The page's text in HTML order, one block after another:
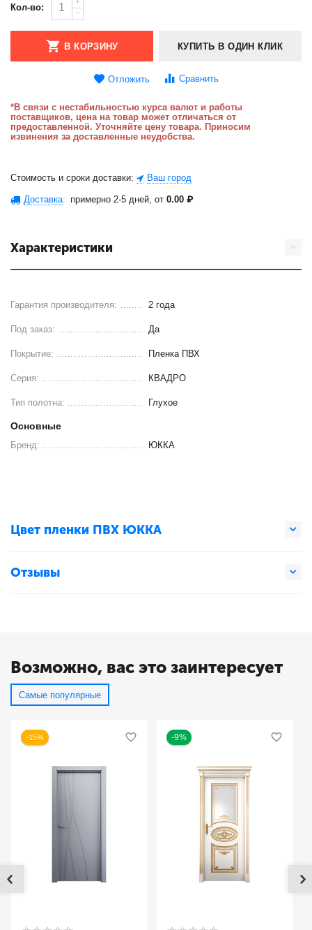
Кол-во:
+
−
В КОРЗИНУ КУПИТЬ В ОДИН КЛИК
Отложить Сравнить
*В связи с нестабильностью курса валют и работы
поставщиков, цена на товар может отличаться от
предоставленной. Уточняйте цену товара. Приносим
извинения за доставленные неудобства.
Стоимость и сроки доставки: Ваш город
Доставка: примерно 2-5 дней, от0.00 ₽
Характеристики
Гарантия производителя: 2 года
Под заказ: Да
Покрытие: Пленка ПВХ
Серия: КВАДРО
Тип полотна: Глухое
Основные
Бренд: ЮККА
Цвет пленки ПВХ ЮККА
Отзывы
Возможно, вас это заинтересует
Самые популярные
-15% -9%